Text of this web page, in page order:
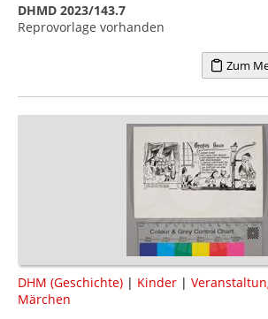
DHMD 2023/143.7
Reprovorlage vorhanden
Zum
DHM (Geschichte) | Kinder |
Märchen